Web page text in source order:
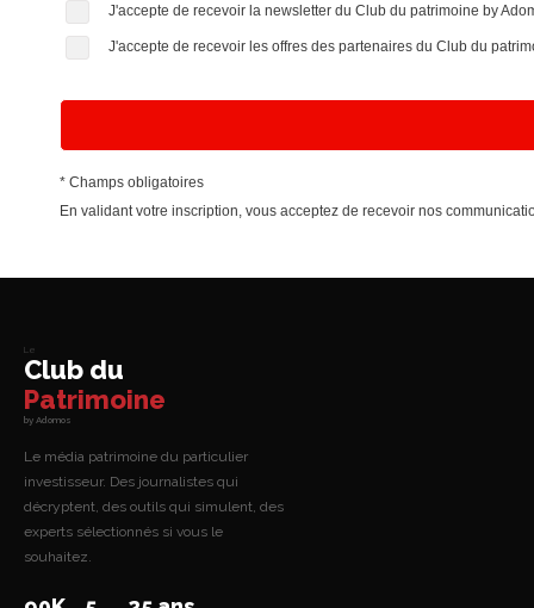
J'accepte de recevoir la newsletter du Club du patrimoine by
J'accepte de recevoir les offres des partenaires du Club du
* Champs obligatoires
En validant votre inscription, vous acceptez de recevoir nos
Le
Club du
Patrimoine
by Adomos
Le média patrimoine du particulier
investisseur. Des journalistes qui
décryptent, des outils qui simulent, des
experts sélectionnés si vous le
souhaitez.